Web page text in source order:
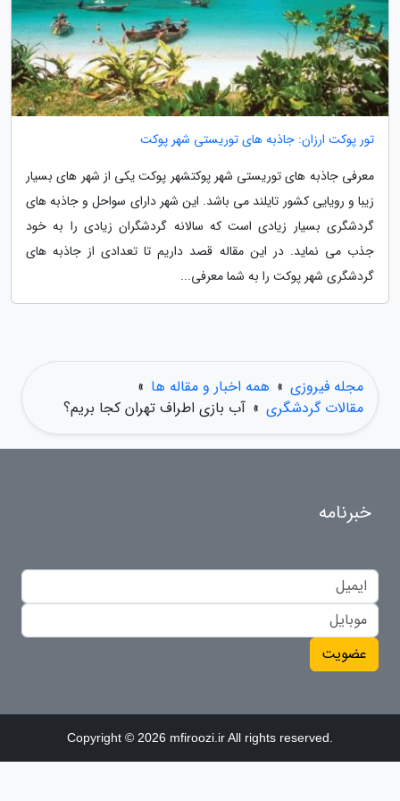
تور پوکت ارزان: جاذبه های توریستی شهر پوکت
معرفی جاذبه های توریستی شهر پوکتشهر پوکت یکی از شهر های بسیار
زیبا و رویایی کشور تایلند می باشد. این شهر دارای سواحل و جاذبه های
گردشگری بسیار زیادی است که سالانه گردشگران زیادی را به خود
جذب می نماید. در این مقاله قصد داریم تا تعدادی از جاذبه های
گردشگری شهر پوکت را به شما معرفی...
مجله فیروزی » همه اخبار و مقاله ها »
مقالات گردشگری » آب بازی اطراف تهران کجا بریم؟
خبرنامه
عضویت
Copyright © 2026 mfiroozi.ir All rights reserved.